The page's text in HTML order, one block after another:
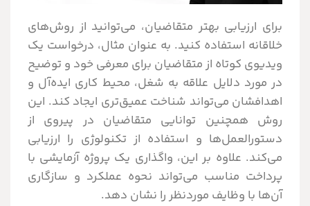
برای ارزیابی بهتر متقاضیان، می‌توانید از روش‌های
خلاقانه استفاده کنید. به عنوان مثال، درخواست یک
ویدیوی کوتاه از متقاضیان برای معرفی خود و توضیح
در مورد دلایل علاقه به شغل، محیط کاری ایده‌آل و
اهدافشان می‌تواند شناخت عمیق‌تری ایجاد کند. این
روش همچنین توانایی متقاضیان در پیروی از
دستورالعمل‌ها و استفاده از تکنولوژی را ارزیابی
می‌کند. علاوه بر این، واگذاری یک پروژه آزمایشی با
پرداخت مناسب می‌تواند نحوه عملکرد و سازگاری
آن‌ها با وظایف موردنظر را نشان دهد.